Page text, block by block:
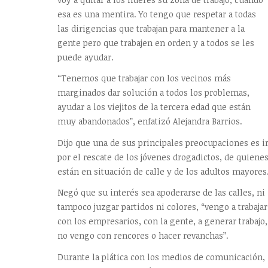
esa es una mentira. Yo tengo que respetar a todas
las dirigencias que trabajan para mantener a la
gente pero que trabajen en orden y a todos se les
puede ayudar.
“Tenemos que trabajar con los vecinos más
marginados dar solución a todos los problemas,
ayudar a los viejitos de la tercera edad que están
muy abandonados”, enfatizó Alejandra Barrios.
Dijo que una de sus principales preocupaciones es ir
por el rescate de los jóvenes drogadictos, de quienes
están en situación de calle y de los adultos mayores.
Negó que su interés sea apoderarse de las calles, ni
tampoco juzgar partidos ni colores, “vengo a trabajar
con los empresarios, con la gente, a generar trabajo,
no vengo con rencores o hacer revanchas”.
Durante la plática con los medios de comunicación,